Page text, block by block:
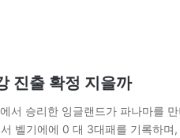
진출 확정 지을까
서 승리한 잉글랜드가 파나마를
벨기에에 0 대 3대패를 기록하며,